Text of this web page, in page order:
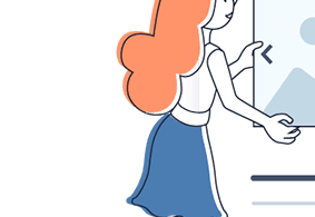
ART CREATIF